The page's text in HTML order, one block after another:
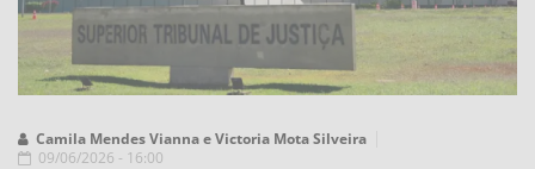
Camila Mendes Vianna e Victoria Mota Silveira
09/06/2026 - 16:00